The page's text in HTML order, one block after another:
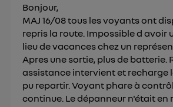
Bonjour,
MAJ 16/08 tous les voyants ont
repris la route. Impossible d avoir
lieu de vacances chez un
Apres une sortie, plus de batterie.
assistance intervient et recharge
pu repartir. Voyant phare à
continue. Le dépanneur n'était en